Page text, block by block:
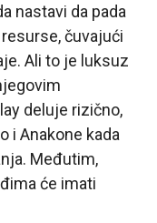
nastavi da pada
čuvajući
Ali to je luksuz
deluje rizično,
i Anakone kada
Međutim,
će imati